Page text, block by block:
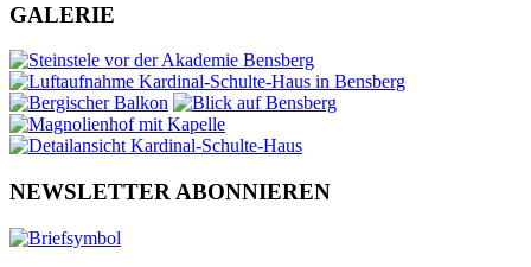
GALERIE
NEWSLETTER ABONNIEREN